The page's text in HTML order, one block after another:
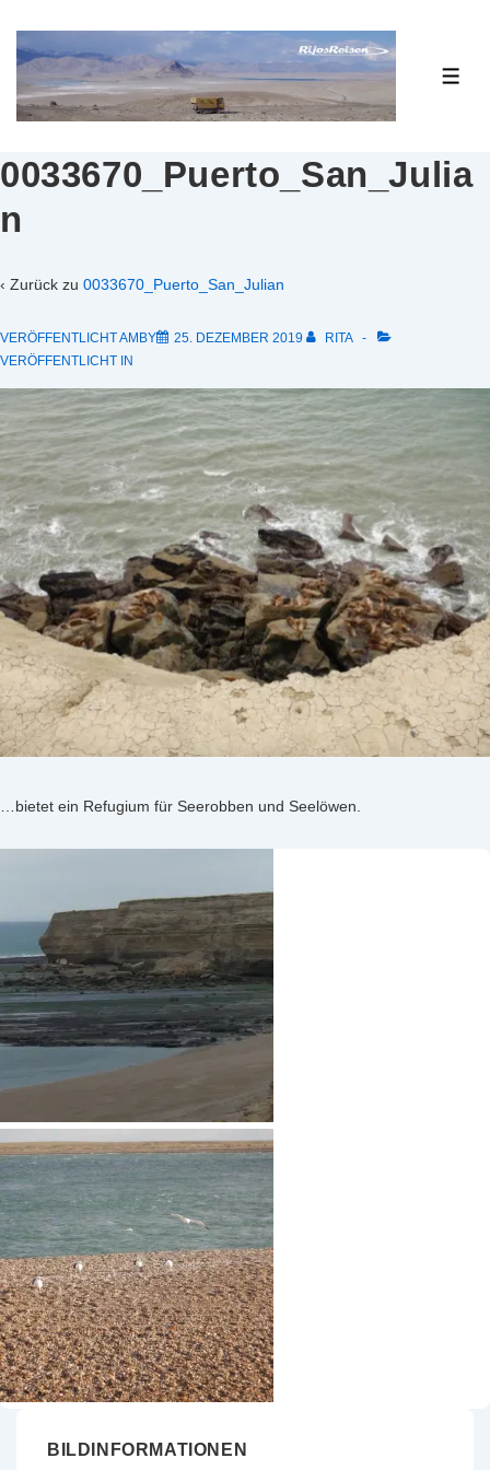
Zum
Inhalt
0033670_Puerto_San_Julia
n
‹ Zurück zu 0033670_Puerto_San_Julian
VERÖFFENTLICHT AMBY 25. DEZEMBER 2019
RITA
VERÖFFENTLICHT IN
…bietet ein Refugium für Seerobben und Seelöwen.
BILDINFORMATIONEN